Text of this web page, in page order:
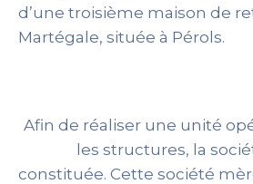
d’une troisième maison de
Martégale, située à Pérols.
Afin de réaliser une unité
les structures, la
constituée. Cette société